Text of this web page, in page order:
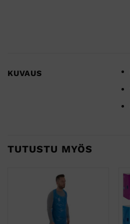
KUVAUS
TUTUSTU MYÖS